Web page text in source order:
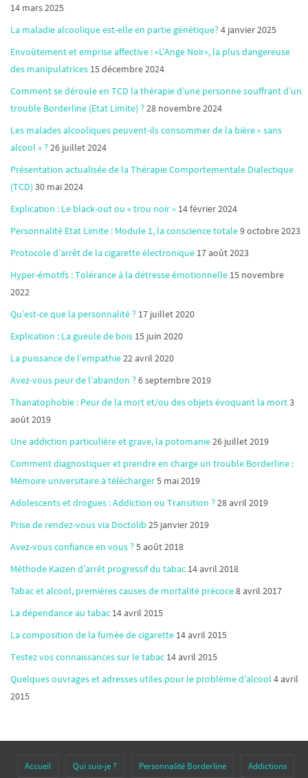
14 mars 2025
La maladie alcoolique est-elle en partie génétique?4 janvier 2025
Envoûtement et emprise affective : «L’Ange Noir», la plus dangereuse
des manipulatrices 15 décembre 2024
Comment se déroule en TCD la thérapie d’une personne souffrant d’un
trouble Borderline (Etat Limite) ?28 novembre 2024
Les malades alcooliques peuvent-ils consommer de la bière « sans
alcool » ?26 juillet 2024
Présentation actualisée de la Thérapie Comportementale Dialectique
(TCD) 30 mai 2024
Explication : Le black-out ou « trou noir » 14 février 2024
Personnalité Etat Limite : Module 1, la conscience totale9 octobre 2023
Protocole d’arrêt de la cigarette électronique 17 août 2023
Hyper-émotifs : Tolérance à la détresse émotionnelle 15 novembre
2022
Qu’est-ce que la personnalité ? 17 juillet 2020
Explication : La gueule de bois 15 juin 2020
La puissance de l’empathie22 avril 2020
Avez-vous peur de l’abandon ?6 septembre 2019
Thanatophobie : Peur de la mort et/ou des objets évoquant la mort3
août 2019
Une addiction particulière et grave, la potomanie26 juillet 2019
Comment diagnostiquer et prendre en charge un trouble Borderline :
Mémoire universitaire à télécharger5 mai 2019
Adolescents et drogues : Addiction ou Transition ?28 avril 2019
Prise de rendez-vous via Doctolib 25 janvier 2019
Avez-vous confiance en vous ?5 août 2018
Méthode Kaïzen d’arrêt progressif du tabac 14 avril 2018
Tabac et alcool, premières causes de mortalité précoce8 avril 2017
La dépendance au tabac 14 avril 2015
La composition de la fumée de cigarette 14 avril 2015
Testez vos connaissances sur le tabac 14 avril 2015
Quelques ouvrages et adresses utiles pour le problème d’alcool 4 avril
2015
Accueil Qui suis-je ? Personnalité Borderline Addictions